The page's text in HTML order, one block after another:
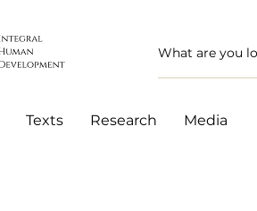
Texts Research Media